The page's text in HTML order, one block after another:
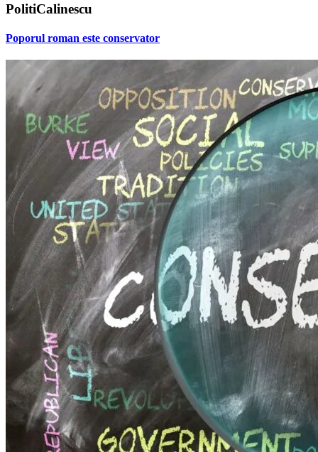
PolitiCalinescu
Poporul roman este conservator